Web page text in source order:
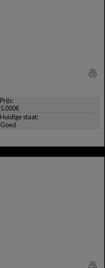
Prijs:
5.000€
Huidige staat:
Goed